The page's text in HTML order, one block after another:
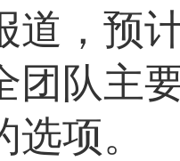
道，预
团队主
项。